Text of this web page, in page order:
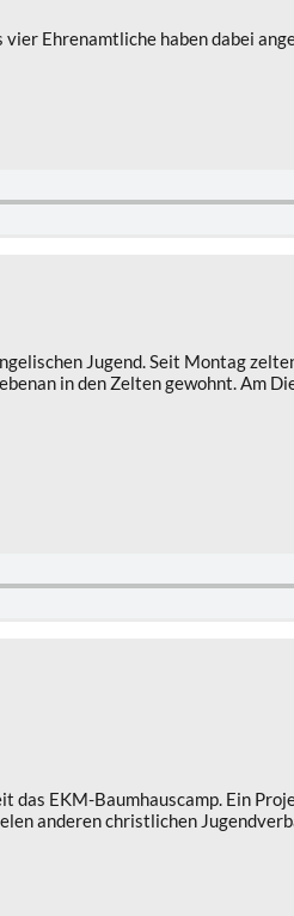
Ehrenamtliche haben dabei
Jugend. Seit Montag
in den Zelten gewohnt. Am
EKM-Baumhauscamp. Ein
anderen christlichen